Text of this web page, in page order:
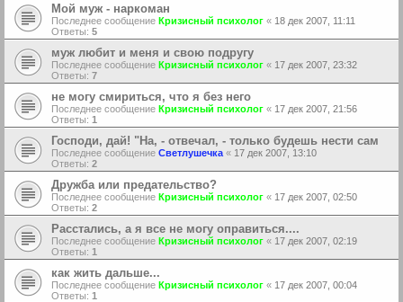
Мой муж - наркоман
Последнее сообщение Кризисный психолог « 18 дек 2007, 11:11
Ответы: 5
муж любит и меня и свою подругу
Последнее сообщение Кризисный психолог « 17 дек 2007, 23:32
Ответы: 7
не могу смириться, что я без него
Последнее сообщение Кризисный психолог « 17 дек 2007, 21:56
Ответы: 1
Господи, дай! "На, - отвечал, - только будешь нести сам
Последнее сообщение Светлушечка « 17 дек 2007, 13:10
Ответы: 2
Дружба или предательство?
Последнее сообщение Кризисный психолог « 17 дек 2007, 02:50
Ответы: 2
Расстались, а я все не могу оправиться....
Последнее сообщение Кризисный психолог « 17 дек 2007, 02:19
Ответы: 1
как жить дальше...
Последнее сообщение Кризисный психолог « 17 дек 2007, 00:04
Ответы: 1